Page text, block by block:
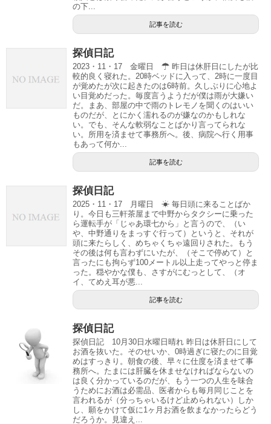
の下...
記事を読む
探偵日記
2023・11・17 金曜日 ☂ 昨日は休肝日にしたが比
較的良く寝れた。20時ベッドに入って、2時に一度目
が覚めたが次に起きたのは6時前。久しぶりに心地よ
い目覚めだった。毎度言うようだが僕は雨が大嫌い
だ。まあ、部屋の中で雨のトレモノを聞くのはいい
ものだが、とにかく濡れるのが嫌なのかもしれな
い。でも、そんな軟弱なことばかり言ってられな
い。所用を済ませて事務所へ。後、病院へ行く用事
もあって何か...
記事を読む
探偵日記
2025・11・17 月曜日 ☀ 毎日頭に来ることばか
り。今日も三軒茶屋まで中野からタクシーに乗った
ら運転手が「じゃあ環七から」と言うので、（い
や、中野通りをまっすぐ行って）というと、それが
頭に来たらしく、めちゃくちゃ遠回りされた。もう
その後は何も言わずにいたが、（そこで停めて）と
言ったにも拘らず100メートル以上走ってやっと停ま
った。穏やかな僕も、さすがにむっとして、（オ
イ、てめえ耳が悪...
記事を読む
探偵日記
探偵日記 10月30日水曜日晴れ 昨日は休肝日にして
お酒を抜いた。そのせいか、0時過ぎに寝たのに目覚
めはすっきり。朝食の後、早々に仕度を済ませて事
務所へ。たまには肝臓を休ませなければならないの
は良く分かっているのだが、もう一つの人生を味合
うためにお酒は必需品、医者からも毎月同じことを
言われるが（分っちゃいるけど止められない）しか
し、願をかけて仮に1ヶ月お酒を飲まなかったらどう
だろうか。見違え...